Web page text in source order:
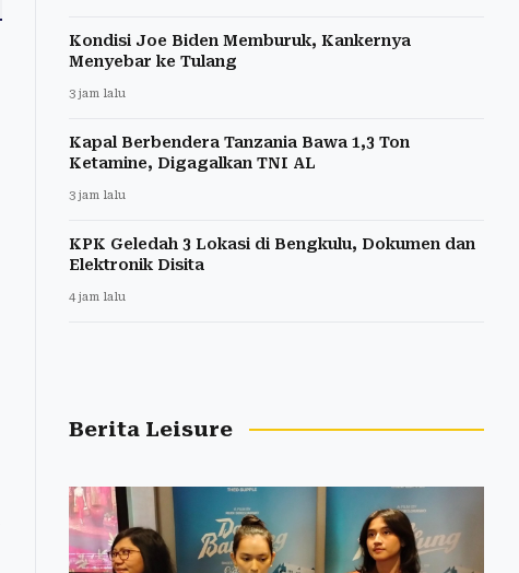
Kondisi Joe Biden Memburuk, Kankernya
Menyebar ke Tulang
3 jam lalu
Kapal Berbendera Tanzania Bawa 1,3 Ton
Ketamine, Digagalkan TNI AL
3 jam lalu
KPK Geledah 3 Lokasi di Bengkulu, Dokumen dan
Elektronik Disita
4 jam lalu
Berita Leisure